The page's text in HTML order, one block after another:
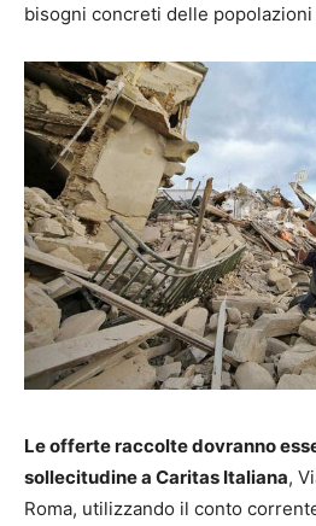
bisogni concreti delle
Le offerte raccolte dovranno
sollecitudine a Caritas Italiana,
Roma, utilizzando il conto